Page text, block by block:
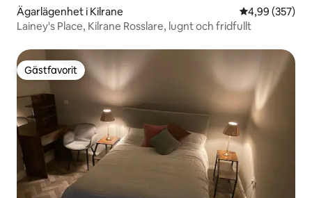
Ägarlägenhet i Kilrane 4,99 av 5 i
4,99 (357)
Lainey's Place, Kilrane Rosslare, lugnt och fridfullt
Gästfavorit
Gästfavorit